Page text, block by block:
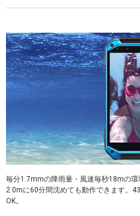
毎分1.7mmの降雨量・風速毎秒18mの
2.0mに60分間沈めても動作できます。
OK。